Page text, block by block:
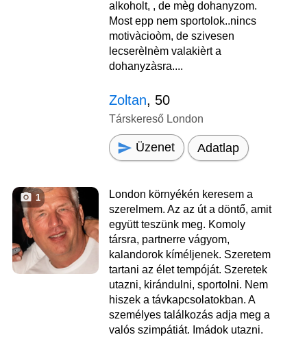
alkoholt, , de mèg dohanyzom.
Most epp nem sportolok..nincs
motivàcioòm, de szivesen
lecserèlnèm valakièrt a
dohanyzàsra....
Zoltan, 50
Társkereső London
Üzenet Adatlap
1
London környékén keresem a
szerelmem. Az az út a döntő, amit
együtt teszünk meg. Komoly
társra, partnerre vágyom,
kalandorok kíméljenek. Szeretem
tartani az élet tempóját. Szeretek
utazni, kirándulni, sportolni. Nem
hiszek a távkapcsolatokban. A
személyes találkozás adja meg a
valós szimpátiát. Imádok utazni.